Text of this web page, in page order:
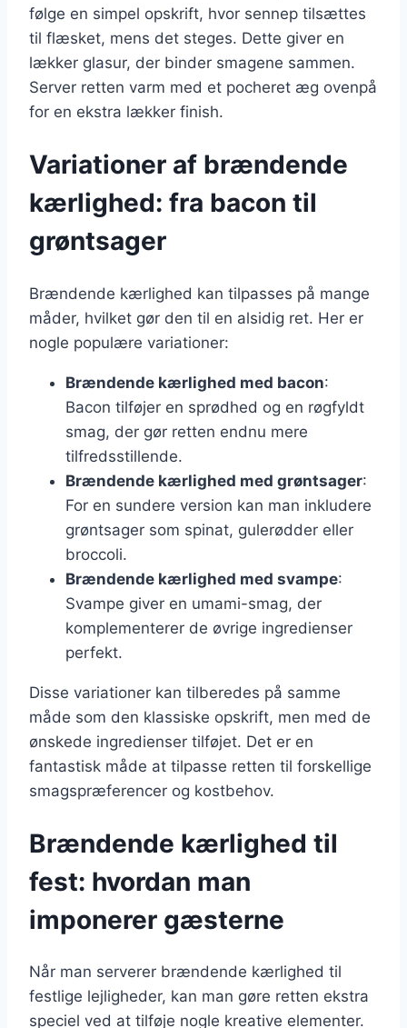
følge en simpel opskrift, hvor sennep tilsættes
til flæsket, mens det steges. Dette giver en
lækker glasur, der binder smagene sammen.
Server retten varm med et pocheret æg ovenpå
for en ekstra lækker finish.
Variationer af brændende
kærlighed: fra bacon til
grøntsager
Brændende kærlighed kan tilpasses på mange
måder, hvilket gør den til en alsidig ret. Her er
nogle populære variationer:
Brændende kærlighed med bacon:
Bacon tilføjer en sprødhed og en røgfyldt
smag, der gør retten endnu mere
tilfredsstillende.
Brændende kærlighed med grøntsager:
For en sundere version kan man inkludere
grøntsager som spinat, gulerødder eller
broccoli.
Brændende kærlighed med svampe:
Svampe giver en umami-smag, der
komplementerer de øvrige ingredienser
perfekt.
Disse variationer kan tilberedes på samme
måde som den klassiske opskrift, men med de
ønskede ingredienser tilføjet. Det er en
fantastisk måde at tilpasse retten til forskellige
smagspræferencer og kostbehov.
Brændende kærlighed til
fest: hvordan man
imponerer gæsterne
Når man serverer brændende kærlighed til
festlige lejligheder, kan man gøre retten ekstra
speciel ved at tilføje nogle kreative elementer.